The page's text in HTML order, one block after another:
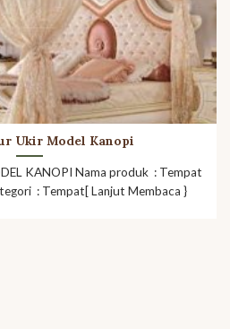
Ukir Model Kanopi
KANOPI Nama produk : Tempat
: Tempat[ Lanjut Membaca }